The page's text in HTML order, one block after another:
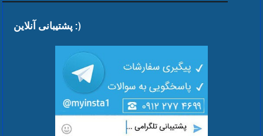
پشتیبانی آنلاین :)